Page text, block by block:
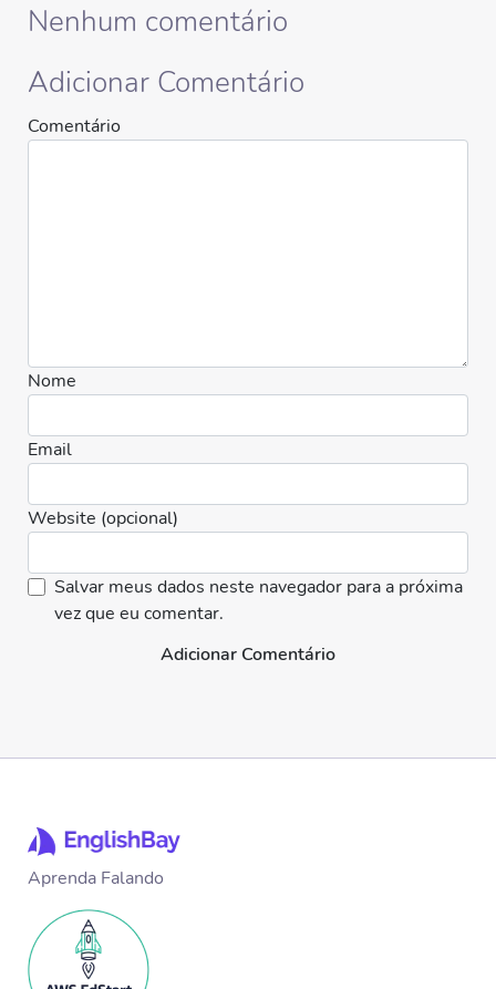
Nenhum comentário
Adicionar Comentário
Comentário
Nome
Email
Website (opcional)
Salvar meus dados neste navegador para a próxima
vez que eu comentar.
Adicionar Comentário
Aprenda Falando